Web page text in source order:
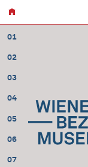
01
02
03
04
05
06
07